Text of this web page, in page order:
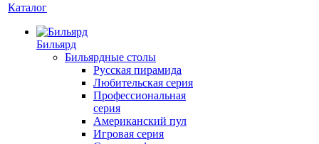
Каталог
Бильярд
Бильярдные столы
Русская пирамида
Любительская серия
Профессиональная
серия
Американский пул
Игровая серия